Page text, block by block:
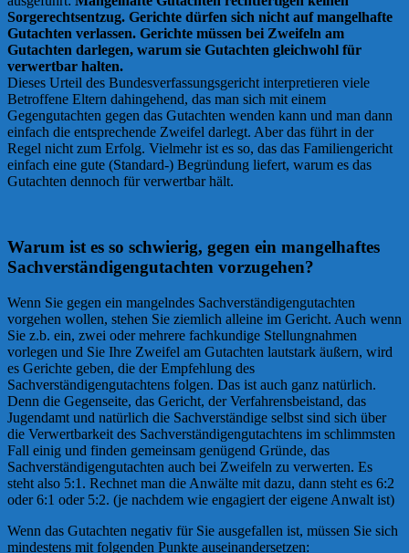
Sorgerechtsentzug. Gerichte dürfen sich nicht auf mangelhafte
Gutachten verlassen. Gerichte müssen bei Zweifeln am
Gutachten darlegen, warum sie Gutachten gleichwohl für
verwertbar halten.
Dieses Urteil des Bundesverfassungsgericht interpretieren viele
Betroffene Eltern dahingehend, das man sich mit einem
Gegengutachten gegen das Gutachten wenden kann und man dann
einfach die entsprechende Zweifel darlegt. Aber das führt in der
Regel nicht zum Erfolg. Vielmehr ist es so, das das Familiengericht
einfach eine gute (Standard-) Begründung liefert, warum es das
Gutachten dennoch für verwertbar hält.
Warum ist es so schwierig, gegen ein mangelhaftes
Sachverständigengutachten vorzugehen?
Wenn Sie gegen ein mangelndes Sachverständigengutachten
vorgehen wollen, stehen Sie ziemlich alleine im Gericht. Auch wenn
Sie z.b. ein, zwei oder mehrere fachkundige Stellungnahmen
vorlegen und Sie Ihre Zweifel am Gutachten lautstark äußern, wird
es Gerichte geben, die der Empfehlung des
Sachverständigengutachtens folgen. Das ist auch ganz natürlich.
Denn die Gegenseite, das Gericht, der Verfahrensbeistand, das
Jugendamt und natürlich die Sachverständige selbst sind sich über
die Verwertbarkeit des Sachverständigengutachtens im schlimmsten
Fall einig und finden gemeinsam genügend Gründe, das
Sachverständigengutachten auch bei Zweifeln zu verwerten. Es
steht also 5:1. Rechnet man die Anwälte mit dazu, dann steht es 6:2
oder 6:1 oder 5:2. (je nachdem wie engagiert der eigene Anwalt ist)
Wenn das Gutachten negativ für Sie ausgefallen ist, müssen Sie sich
mindestens mit folgenden Punkte auseinandersetzen: